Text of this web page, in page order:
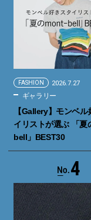
FASHION 2026.7.27
ギャラリー
【Gallery】モンベル
イリストが選ぶ 「夏
bell」BEST30
4